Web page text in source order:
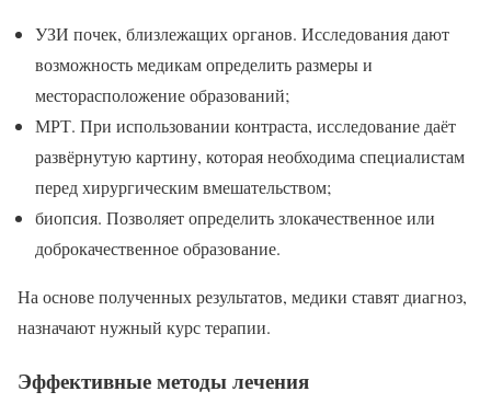
УЗИ почек, близлежащих органов. Исследования дают
возможность медикам определить размеры и
месторасположение образований;
МРТ. При использовании контраста, исследование даёт
развёрнутую картину, которая необходима специалистам
перед хирургическим вмешательством;
биопсия. Позволяет определить злокачественное или
доброкачественное образование.
На основе полученных результатов, медики ставят диагноз,
назначают нужный курс терапии.
Эффективные методы лечения